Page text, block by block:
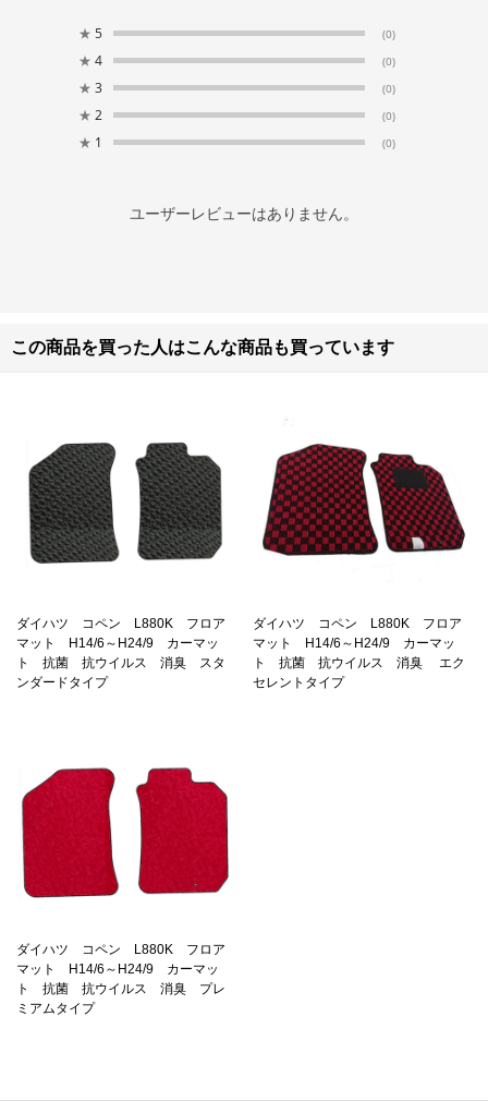
★ 5 (0)
★ 4 (0)
★ 3 (0)
★ 2 (0)
★ 1 (0)
ユーザーレビューはありません。
この商品を買った人はこんな商品も買っています
ダイハツ コペン L880K フロア
マット H14/6～H24/9 カーマッ
ト 抗菌 抗ウイルス 消臭 スタ
ンダードタイプ
ダイハツ コペン L880K フロア
マット H14/6～H24/9 カーマッ
ト 抗菌 抗ウイルス 消臭 エク
セレントタイプ
ダイハツ コペン L880K フロア
マット H14/6～H24/9 カーマッ
ト 抗菌 抗ウイルス 消臭 プレ
ミアムタイプ